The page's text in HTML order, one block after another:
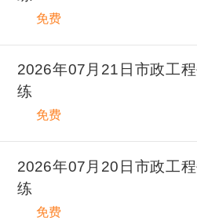
免费
2026年07月21日市政工
练
免费
2026年07月20日市政工
练
免费